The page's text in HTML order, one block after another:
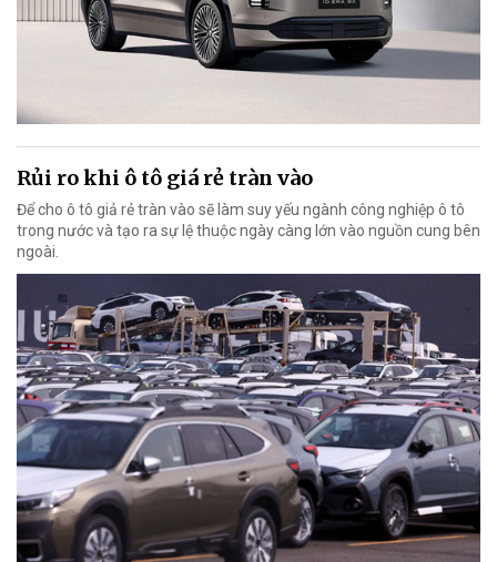
Rủi ro khi ô tô giá rẻ tràn vào
Để cho ô tô giả rẻ tràn vào sẽ làm suy yếu ngành công nghiệp ô tô
trong nước và tạo ra sự lệ thuộc ngày càng lớn vào nguồn cung bên
ngoài.